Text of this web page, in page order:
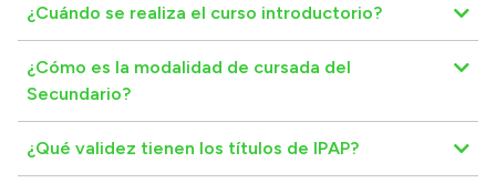
¿Cuándo se realiza el curso introductorio?
¿Cómo es la modalidad de cursada del
Secundario?
¿Qué validez tienen los títulos de IPAP?